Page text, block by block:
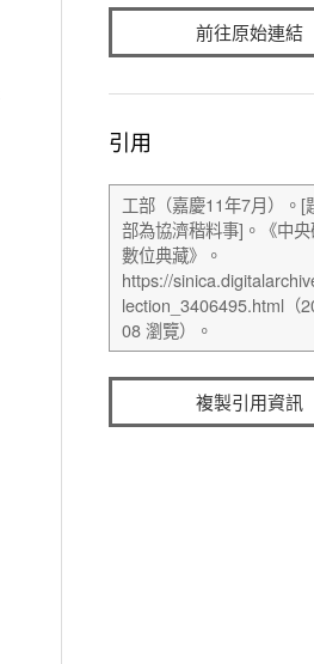
前往原始連結
引用
複製引用資訊